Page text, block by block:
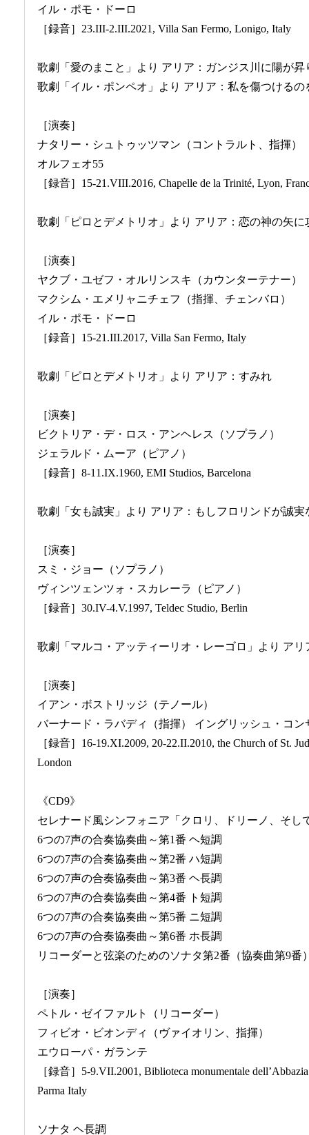
イル・ポモ・ドーロ
［録音］23.III-2.III.2021, Villa San Fermo, Lonigo, Italy
歌劇「愛のまこと」より アリア：ガンジス川に陽が昇
歌劇「イル・ポンペオ」より アリア：私を傷つけるの
［演奏］
ナタリー・シュトゥッツマン（コントラルト、指揮）
オルフェオ55
［録音］15-21.VIII.2016, Chapelle de la Trinité, Lyon,
歌劇「ピロとデメトリオ」より アリア：恋の神の矢
［演奏］
ヤクブ・ユゼフ・オルリンスキ（カウンターテナー）
マクシム・エメリャニチェフ（指揮、チェンバロ）
イル・ポモ・ドーロ
［録音］15-21.III.2017, Villa San Fermo, Italy
歌劇「ピロとデメトリオ」より アリア：すみれ
［演奏］
ビクトリア・デ・ロス・アンヘレス（ソプラノ）
ジェラルド・ムーア（ピアノ）
［録音］8-11.IX.1960, EMI Studios, Barcelona
歌劇「女も誠実」より アリア：もしフロリンドが誠実
［演奏］
スミ・ジョー（ソプラノ）
ヴィンツェンツォ・スカレーラ（ピアノ）
［録音］30.IV-4.V.1997, Teldec Studio, Berlin
歌劇「マルコ・アッティーリオ・レーゴロ」より ア
［演奏］
イアン・ボストリッジ（テノール）
バーナード・ラバディ（指揮） イングリッシュ・コン
［録音］16-19.XI.2009, 20-22.II.2010, the Church of St.
London
《CD9》
セレナード風シンフォニア「クロリ、ドリーノ、そし
6つの7声の合奏協奏曲～第1番 ヘ短調
6つの7声の合奏協奏曲～第2番 ハ短調
6つの7声の合奏協奏曲～第3番 ヘ長調
6つの7声の合奏協奏曲～第4番 ト短調
6つの7声の合奏協奏曲～第5番 ニ短調
6つの7声の合奏協奏曲～第6番 ホ長調
リコーダーと弦楽のためのソナタ第2番（協奏曲第9番
［演奏］
ペトル・ゼイファルト（リコーダー）
フィビオ・ビオンディ（ヴァイオリン、指揮）
エウローパ・ガランテ
［録音］5-9.VII.2001, Biblioteca monumentale
Parma Italy
ソナタ ヘ長調